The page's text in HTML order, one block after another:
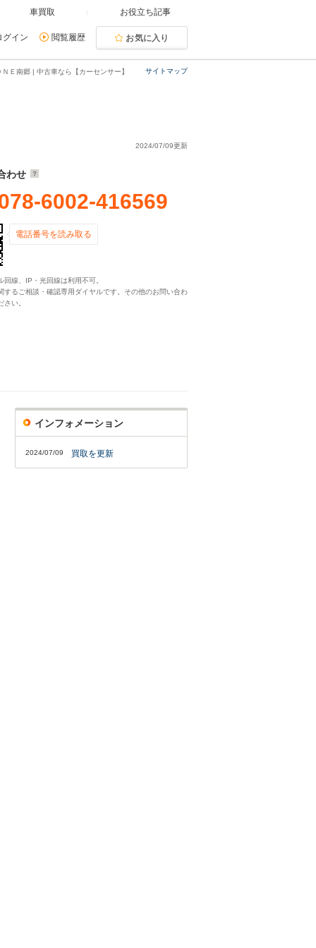
車買取 お役立ち記事
グイン 閲覧履歴 お気に入り
サイトマップ
Ｅ南郷 | 中古車なら【カーセンサー】
2024/07/09更新
わせ
6002-416569
電話番号を読み取る
線、IP・光回線は利用不可。
るご相談・確認専用ダイヤルです。その他のお問い合わ
さい。
インフォメーション
2024/07/09 買取を更新